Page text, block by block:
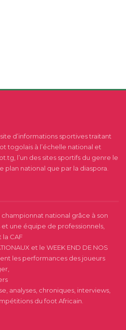
d’informations sportives traitant
togolais à l’échelle national et
l’un des sites sportifs du genre le
plan national que par la diaspora.
national grâce à son
une équipe de professionnels,
la CAF
et le WEEK END DE NOS
les performances des joueurs
analyses, chroniques, interviews,
du foot Africain.